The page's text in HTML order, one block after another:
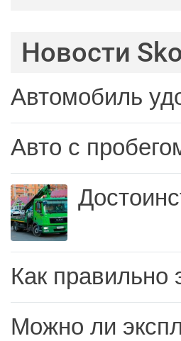
Новости
Автомобиль
Авто с
Как правильно
Можно ли